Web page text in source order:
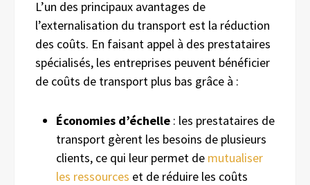
L’un des principaux avantages de
l’externalisation du transport est la réduction
des coûts. En faisant appel à des prestataires
spécialisés, les entreprises peuvent bénéficier
de coûts de transport plus bas grâce à :
Économies d’échelle : les prestataires de
transport gèrent les besoins de plusieurs
clients, ce qui leur permet de mutualiser
les ressources et de réduire les coûts